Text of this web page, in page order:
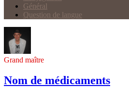
Général
Question de langue
Grand maître
Nom de médicaments